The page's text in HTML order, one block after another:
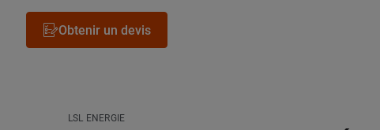
Obtenir un devis
LSL ENERGIE